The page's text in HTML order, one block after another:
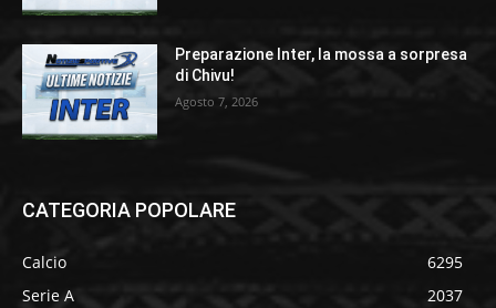
Preparazione Inter, la mossa a sorpresa
di Chivu!
Agosto 7, 2026
CATEGORIA POPOLARE
Calcio
6295
Serie A
2037